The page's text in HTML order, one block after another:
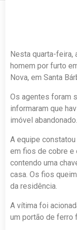
Nesta quarta-feira,
homem por furto
Nova, em Santa
Os agentes foram
informaram que
imóvel abandonado.
A equipe
em fios de cobre e
contendo uma
casa. Os fios
da residência.
A vítima foi
um portão de ferro